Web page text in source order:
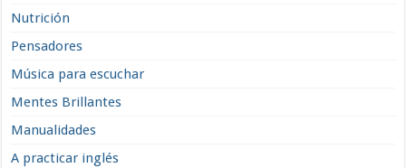
Nutrición
Pensadores
Música para escuchar
Mentes Brillantes
Manualidades
A practicar inglés